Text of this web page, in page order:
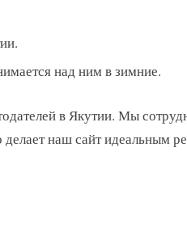
над ним в зимние.
в Якутии. Мы
наш сайт идеальным